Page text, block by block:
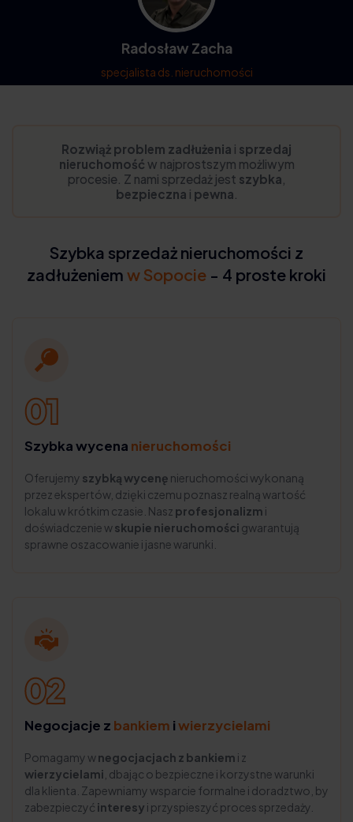
Radosław Zacha
specjalista ds. nieruchomości
Szybka sprzedaż nieruchomości z
zadłużeniem w Sopocie - 4 proste kroki
Rozwiąż problem zadłużenia i sprzedaj
nieruchomość w najprostszym możliwym
procesie. Z nami sprzedaż jest szybka
bezpieczna i pewna
Szybka wycena nieruchomości
Oferujemy szybką wycenę nieruchomości wykonaną
przez ekspertów, dzięki czemu poznasz realną wartość
lokalu w krótkim czasie. Nasz profesjonalizm i
doświadczenie wskupie nieruchomości gwarantują
sprawne oszacowanie i jasne warunki.
Negocjacje z bankiem iwierzycielami
Pomagamy wnegocjacjach z bankiem i z
wierzycielami , dbając o bezpieczne i korzystne warunki
dla klienta. Zapewniamy wsparcie formalne i doradztwo, by
zabezpieczyć interesy i przyspieszyć proces sprzedaży.